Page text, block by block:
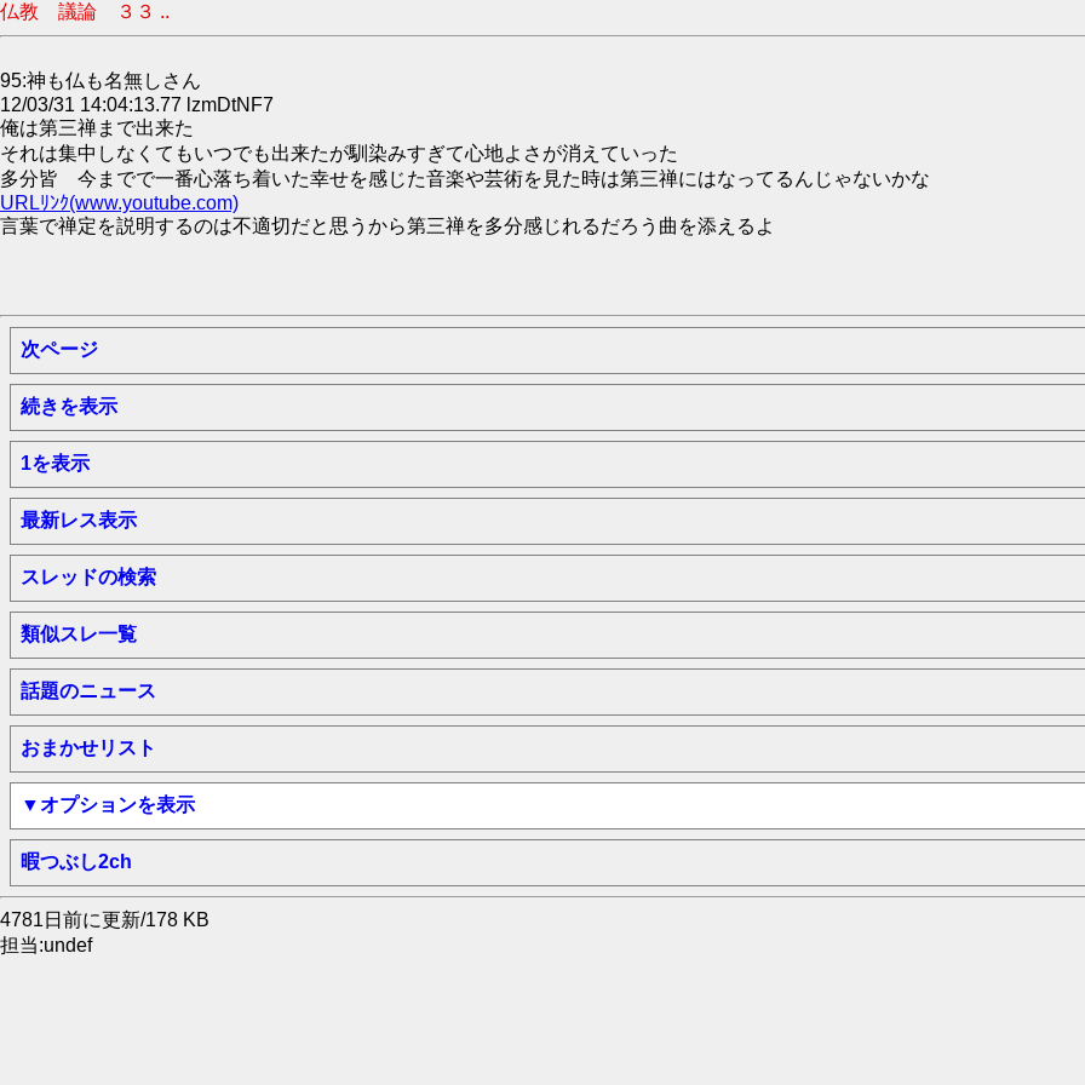
仏教 議論 ３３ ..
95:神も仏も名無しさん
12/03/31 14:04:13.77 lzmDtNF7
俺は第三禅まで出来た
それは集中しなくてもいつでも出来たが馴染みすぎて心地よさが消えていった
多分皆 今までで一番心落ち着いた幸せを感じた音楽や芸術を見た時は第三禅にはなってるんじゃないかな
URLﾘﾝｸ(www.youtube.com)
言葉で禅定を説明するのは不適切だと思うから第三禅を多分感じれるだろう曲を添えるよ
次ページ
続きを表示
1を表示
最新レス表示
スレッドの検索
類似スレ一覧
話題のニュース
おまかせリスト
▼オプションを表示
暇つぶし2ch
4781日前に更新/178 KB
担当:undef